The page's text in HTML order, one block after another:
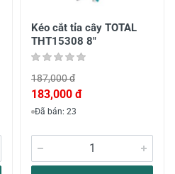
Kéo cắt tỉa cây TOTAL
THT15308 8"
187,000 đ
183,000 đ
Đã bán: 23